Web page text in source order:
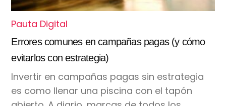
Pauta Digital
Errores comunes en campañas pagas (y cómo
evitarlos con estrategia)
Invertir en campañas pagas sin estrategia
es como llenar una piscina con el tapón